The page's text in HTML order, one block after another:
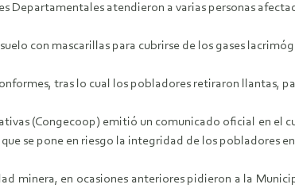
Departamentales atendieron a varias personas
con mascarillas para cubrirse de los gases
tras lo cual los pobladores retiraron llantas,
(Congecoop) emitió un comunicado oficial en el
se pone en riesgo la integridad de los pobladores
minera, en ocasiones anteriores pidieron a la